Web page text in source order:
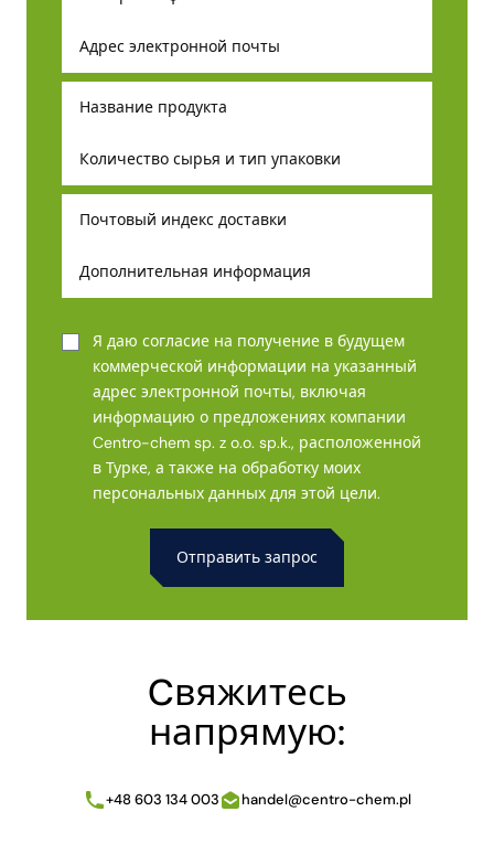
Я даю согласие на получение в будущем
коммерческой информации на указанный
адрес электронной почты, включая
информацию о предложениях компании
Centro-chem sp. z o.o. sp.k., расположенной
в Турке, а также на обработку моих
персональных данных для этой цели.
Cвяжитесь
напрямую:
+48 603 134 003 handel@centro-chem.pl